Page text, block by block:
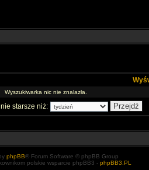
Wyszukiwarka nic nie znalazła.
starsze niż:
phpBB® Forum Software © phpBB Group
polskie wsparcie phpBB3 - phpBB3.PL